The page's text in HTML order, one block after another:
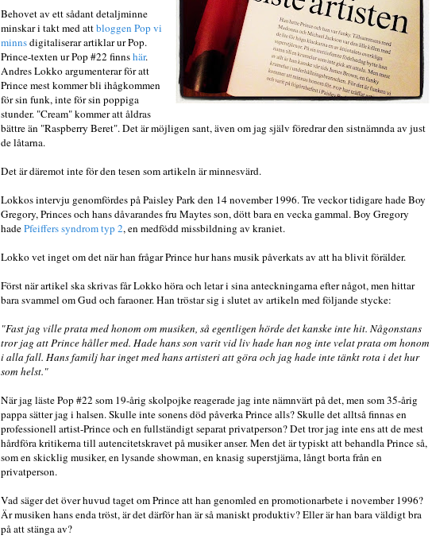
Behovet av ett sådant detaljminne
minskar i takt med attbloggen Pop vi
minnsdigitaliserar artiklar ur Pop.
Prince-texten ur Pop #22 finnshär.
Andres Lokko argumenterar för att
Prince mest kommer bli ihågkommen
för sin funk, inte för sin poppiga
stunder. "Cream" kommer att åldras
bättre än "Raspberry Beret". Det är möjligen sant, även om jag själv föredrar den sistnämnda av just
de låtarna.
Det är däremot inte för den tesen som artikeln är minnesvärd.
Lokkos intervju genomfördes på Paisley Park den 14 november 1996. Tre veckor tidigare hade Boy
Gregory, Princes och hans dåvarandes fru Maytes son, dött bara en vecka gammal. Boy Gregory
hadePfeiffers syndrom typ 2, en medfödd missbildning av kraniet.
Lokko vet inget om det när han frågar Prince hur hans musik påverkats av att ha blivit förälder.
Först när artikel ska skrivas får Lokko höra och letar i sina anteckningarna efter något, men hittar
bara svammel om Gud och faraoner. Han tröstar sig i slutet av artikeln med följande stycke:
"Fast jag ville prata med honom om musiken, så egentligen hörde det kanske inte hit. Någonstans
tror jag att Prince håller med. Hade hans son varit vid liv hade han nog inte velat prata om honom
i alla fall. Hans familj har inget med hans artisteri att göra och jag hade inte tänkt rota i det hur
som helst."
När jag läste Pop #22 som 19-årig skolpojke reagerade jag inte nämnvärt på det, men som 35-årig
pappa sätter jag i halsen. Skulle inte sonens död påverka Prince alls? Skulle det alltså finnas en
professionell artist-Prince och en fullständigt separat privatperson? Det tror jag inte ens att de mest
hårdföra kritikerna till autencitetskravet på musiker anser. Men det är typiskt att behandla Prince så,
som en skicklig musiker, en lysande showman, en knasig superstjärna, långt borta från en
privatperson.
Vad säger det över huvud taget om Prince att han genomled en promotionarbete i november 1996?
Är musiken hans enda tröst, är det därför han är så maniskt produktiv? Eller är han bara väldigt bra
på att stänga av?